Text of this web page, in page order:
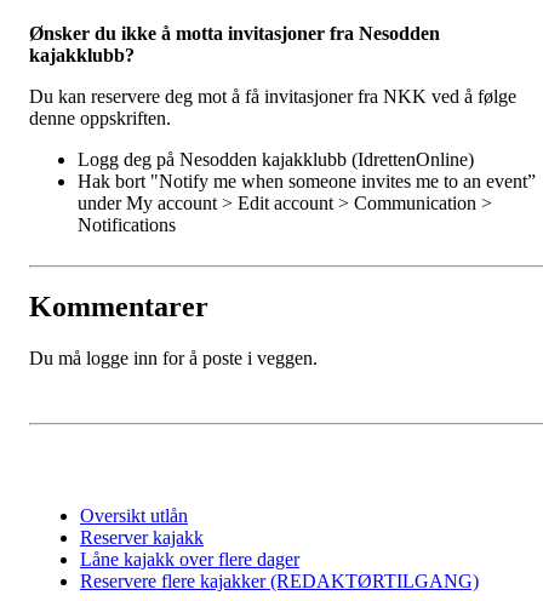
Ønsker du ikke å motta invitasjoner fra Nesodden
kajakklubb?
Du kan reservere deg mot å få invitasjoner fra NKK ved å følge
denne oppskriften.
Logg deg på Nesodden kajakklubb (IdrettenOnline)
Hak bort "Notify me when someone invites me to an event”
under My account > Edit account > Communication >
Notifications
Kommentarer
Du må logge inn for å poste i veggen.
Oversikt utlån
Reserver kajakk
Låne kajakk over flere dager
Reservere flere kajakker (REDAKTØRTILGANG)